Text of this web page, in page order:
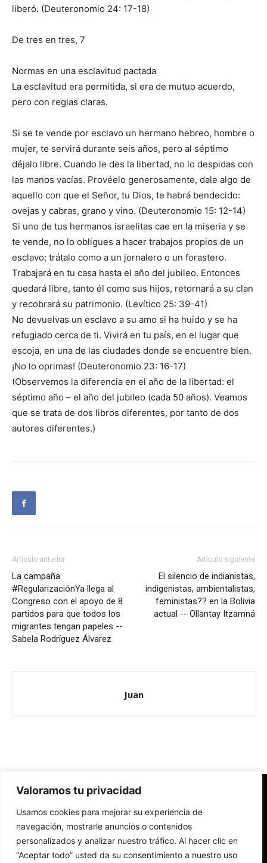
Valoramos tu privacidad
Usamos cookies para mejorar su experiencia de
navegación, mostrarle anuncios o contenidos
personalizados y analizar nuestro tráfico. Al hacer clic en
“Aceptar todo” usted da su consentimiento a nuestro uso
liberó. (Deuteronomio 24: 17-18)
De tres en tres, 7
Normas en una esclavitud pactada
La esclavitud era permitida, si era de mutuo acuerdo,
pero con reglas claras.
Si se te vende por esclavo un hermano hebreo, hombre o
mujer, te servirá durante seis años, pero al séptimo
déjalo libre. Cuando le des la libertad, no lo despidas con
las manos vacías. Provéelo generosamente, dale algo de
aquello con que el Señor, tu Dios, te habrá bendecido:
ovejas y cabras, grano y vino. (Deuteronomio 15: 12-14)
Si uno de tus hermanos israelitas cae en la miseria y se
te vende, no lo obligues a hacer trabajos propios de un
esclavo; trátalo como a un jornalero o un forastero.
Trabajará en tu casa hasta el año del jubileo. Entonces
quedará libre, tanto él como sus hijos, retornará a su clan
y recobrará su patrimonio. (Levítico 25: 39-41)
No devuelvas un esclavo a su amo si ha huido y se ha
refugiado cerca de ti. Vivirá en tu país, en el lugar que
escoja, en una de las ciudades donde se encuentre bien.
¡No lo oprimas! (Deuteronomio 23: 16-17)
(Observemos la diferencia en el año de la libertad: el
séptimo año – el año del jubileo (cada 50 años). Veamos
que se trata de dos libros diferentes, por tanto de dos
autores diferentes.)
Artículo anterior
La campaña
#RegularizaciónYa llega al
Congreso con el apoyo de 8
partidos para que todos los
migrantes tengan papeles --
Sabela Rodríguez Álvarez
Artículo siguiente
El silencio de indianistas,
indigenistas, ambientalistas,
feministas?? en la Bolivia
actual -- Ollantay Itzamná
Juan
Redes Cristianas
Una mirada alternativa sobre la Iglesia católica y la sociedad
- Colectivos de Redes Cristianas